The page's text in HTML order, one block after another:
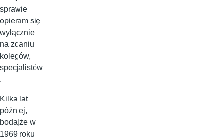
sprawie
opieram się
wyłącznie
na zdaniu
kolegów,
specjalistów
.
Kilka lat
później,
bodajże w
1969 roku